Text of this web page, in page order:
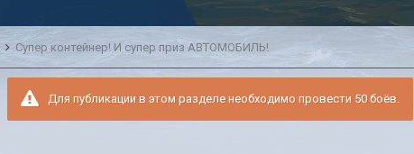
Супер контейнер! И супер приз АВТОМОБИЛЬ!
Для публикации в этом разделе необходимо провести 50 боёв.